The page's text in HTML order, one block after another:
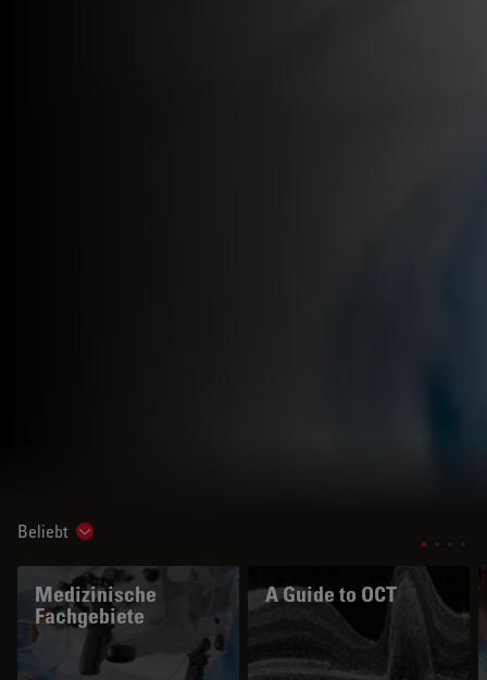
Beliebt Show subnavigation
Medizinische
Fachgebiete
A Guide to OCT